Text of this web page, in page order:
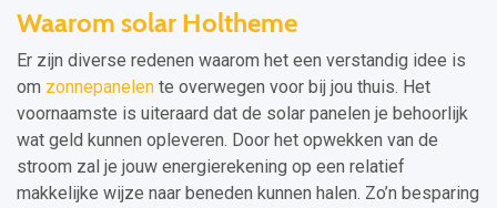
Waarom solar Holtheme
Er zijn diverse redenen waarom het een verstandig idee is
om zonnepanelen te overwegen voor bij jou thuis. Het
voornaamste is uiteraard dat de solar panelen je behoorlijk
wat geld kunnen opleveren. Door het opwekken van de
stroom zal je jouw energierekening op een relatief
makkelijke wijze naar beneden kunnen halen. Zo’n besparing